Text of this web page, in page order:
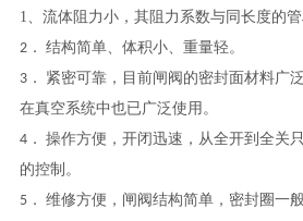
1、 流体阻力小，其阻力系数与同长度的管
2． 结构简单、体积小、重量轻。
3． 紧密可靠，目前闸阀的密封面材料广
在真空系统中也已广泛使用。
4． 操作方便，开闭迅速， 从全开到全关
的控制。
5． 维修方便，闸阀结构简单，密封圈一